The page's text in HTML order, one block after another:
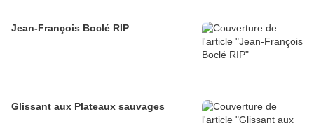
Jean-François Boclé RIP
Glissant aux Plateaux sauvages